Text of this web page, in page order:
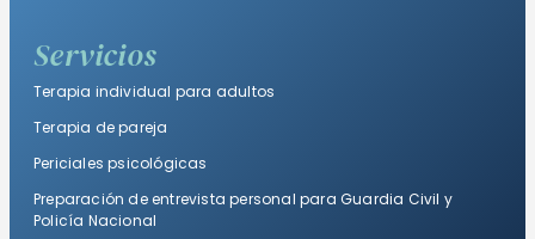
Servicios
Terapia individual para adultos
Terapia de pareja
Periciales psicológicas
Preparación de entrevista personal para Guardia Civil y
Policía Nacional